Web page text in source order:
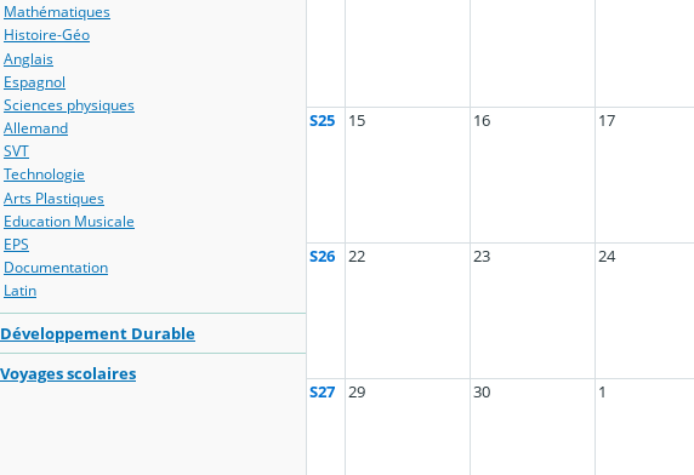
Mathématiques
Histoire-Géo
Anglais
Espagnol
Sciences physiques
Allemand
SVT
Technologie
Arts Plastiques
Education Musicale
EPS
Documentation
Latin
Développement Durable
Voyages scolaires
S25 15 16 17
S26 22 23 24
S27 29 30 1